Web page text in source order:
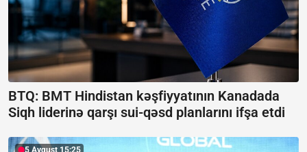
BTQ: BMT Hindistan kəşfiyyatının Kanadada
Siqh liderinə qarşı sui-qəsd planlarını ifşa etdi